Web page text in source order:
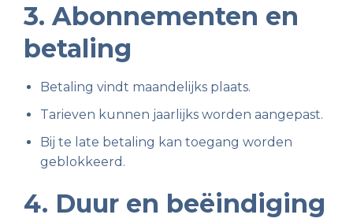
3. Abonnementen en
betaling
Betaling vindt maandelijks plaats.
Tarieven kunnen jaarlijks worden aangepast.
Bij te late betaling kan toegang worden
geblokkeerd.
4. Duur en beëindiging